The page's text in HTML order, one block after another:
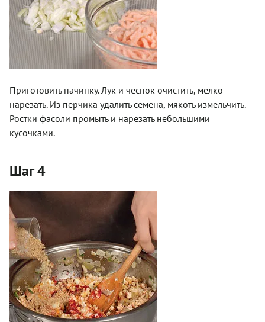
Приготовить начинку. Лук и чеснок очистить, мелко
нарезать. Из перчика удалить семена, мякоть измельчить.
Ростки фасоли промыть и нарезать небольшими
кусочками.
Шаг 4